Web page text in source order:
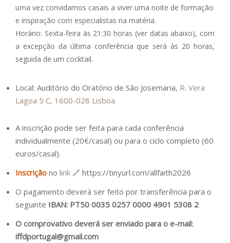
uma vez convidamos casais a viver uma noite de formação
e inspiração com especialistas na matéria.
Horário: Sexta-feira às 21:30 horas (ver datas abaixo), com
a excepção da última conferência que será às 20 horas,
seguida de um cocktail.
Local: Auditório do Oratório de São Josemaria, R. Vera
Lagoa 5 C, 1600-028 Lisboa
A inscrição pode ser feita para cada conferência
individualmente (20€/casal) ou para o ciclo completo (60
euros/casal).
Inscrição no link 🔗 https://tinyurl.com/allfaith2026
O pagamento deverá ser feito por transferência para o
seguinte IBAN: PT50 0035 0257 0000 4901 5308 2
O comprovativo deverá ser enviado para o e-mail:
iffdportugal@gmail.com